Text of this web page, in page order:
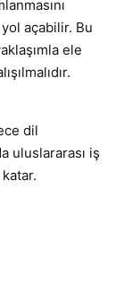
açabilir. Bu
ele
dil
uluslararası iş